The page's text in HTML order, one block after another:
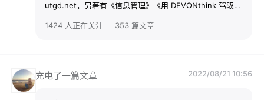
utgd.net，另著有《信息管理》《用 DEVONthink 驾驭
自动化设计之道》《Keyboard Maestro 进阶指引》
1424 人正在关注 353 篇文章
充电了一篇文章 2022/08/21 10:56